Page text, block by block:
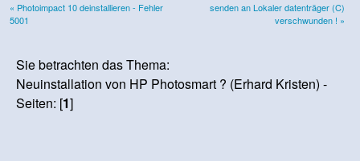
« Photoimpact 10 deinstallieren - Fehler
5001
senden an Lokaler datenträger (C)
verschwunden ! »
Sie betrachten das Thema:
Neuinstallation von HP Photosmart ? (Erhard Kristen) -
Seiten: [1]